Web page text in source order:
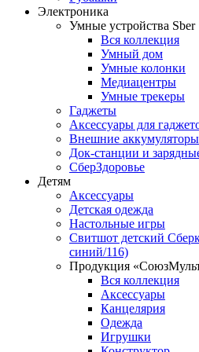
Электроника
Умные устройства Sber
Вся коллекция
Умный дом
Умные колонки
Медиацентры
Умные трекеры
Гаджеты
Аксессуары для
Внешние аккумуляторы
Док-станции и
СберЗдоровье
Детям
Аксессуары
Детская одежда
Настольные игры
Свитшот детский
синий/116)
Продукция
Вся коллекция
Аксессуары
Канцелярия
Одежда
Игрушки